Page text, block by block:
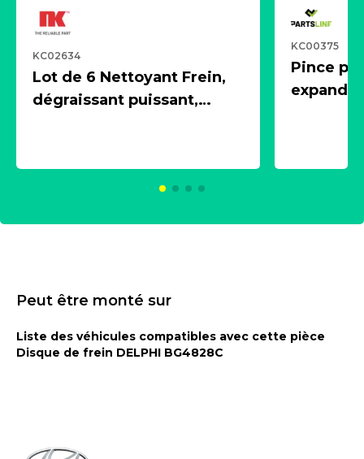
KC02634
Lot de 6 Nettoyant Frein,
dégraissant puissant,
KC00375
Pince
Peut être monté sur
Liste des véhicules compatibles avec cette pièce
Disque de frein DELPHI BG4828C